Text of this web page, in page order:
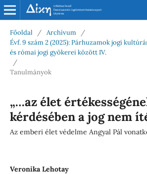
Főoldal / Archívum
/
Évf. 9 szám 2 (2025): Párhuzamok jogi
és római jogi gyökerei között IV.
/
Tanulmányok
„…az élet
kérdésében a jog nem
Az emberi élet védelme Angyal Pál
Veronika Lehotay